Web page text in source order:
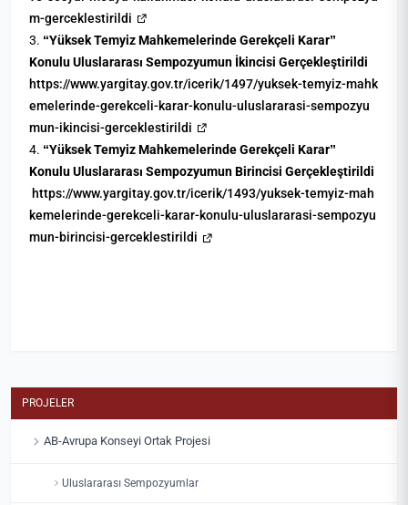
m-gerceklestirildi
3. “Yüksek Temyiz Mahkemelerinde Gerekçeli Karar”
Konulu Uluslararası Sempozyumun İkincisi Gerçekleştirildi
https://www.yargitay.gov.tr/icerik/1497/yuksek-temyiz-mahk
emelerinde-gerekceli-karar-konulu-uluslararasi-sempozyu
mun-ikincisi-gerceklestirildi
4. “Yüksek Temyiz Mahkemelerinde Gerekçeli Karar”
Konulu Uluslararası Sempozyumun Birincisi Gerçekleştirildi
https://www.yargitay.gov.tr/icerik/1493/yuksek-temyiz-mah
kemelerinde-gerekceli-karar-konulu-uluslararasi-sempozyu
mun-birincisi-gerceklestirildi
PROJELER
AB-Avrupa Konseyi Ortak Projesi
Uluslararası Sempozyumlar